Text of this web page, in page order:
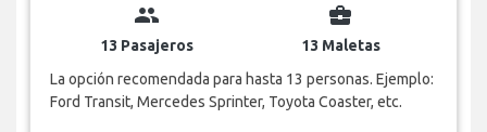
group
13 Pasajeros
business_center
13 Maletas
La opción recomendada para hasta 13 personas. Ejemplo:
Ford Transit, Mercedes Sprinter, Toyota Coaster, etc.